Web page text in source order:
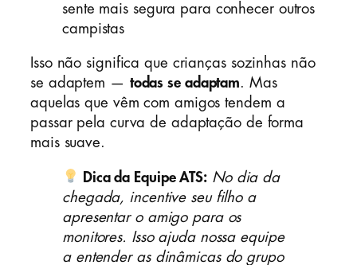
sente mais segura para conhecer outros
campistas
Isso não significa que crianças sozinhas não
se adaptem — todas se adaptam. Mas
aquelas que vêm com amigos tendem a
passar pela curva de adaptação de forma
mais suave.
Dica da Equipe ATS: No dia da
chegada, incentive seu filho a
apresentar o amigo para os
monitores. Isso ajuda nossa equipe
a entender as dinâmicas do grupo